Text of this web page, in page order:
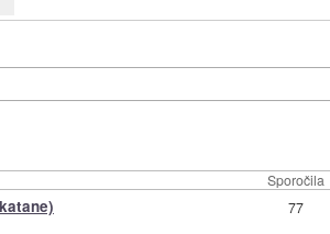
Sporočila
77